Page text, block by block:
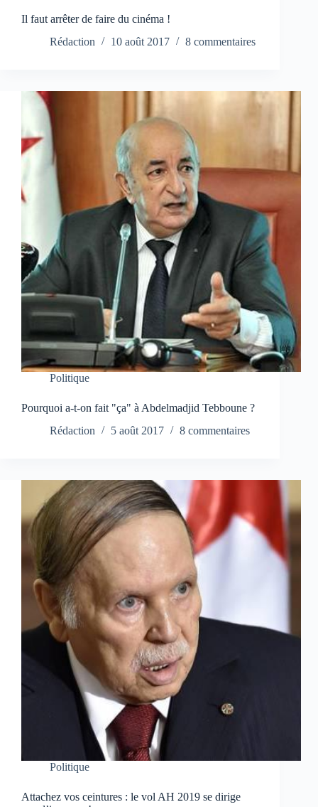
Il faut arrêter de faire du cinéma !
Rédaction
10 août 2017 8 commentaires
Politique
Pourquoi a-t-on fait "ça" à Abdelmadjid Tebboune ?
Rédaction
5 août 2017 8 commentaires
Politique
Attachez vos ceintures : le vol AH 2019 se dirige